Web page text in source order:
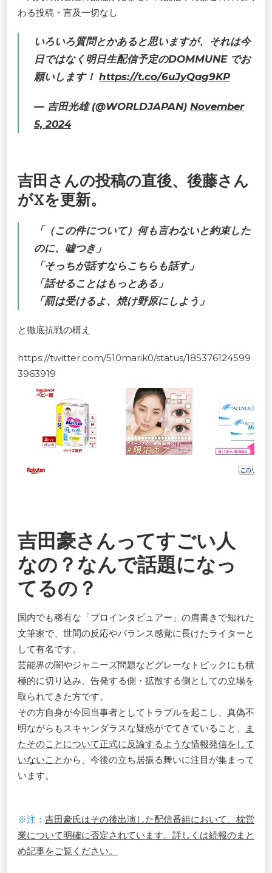
わる投稿・言及一切なし
いろいろ質問とかあると思いますが、それは今
日ではなく明日生配信予定のDOMMUNE でお
願いします！ https://t.co/6uJyQag9KP
— 吉田光雄 (@WORLDJAPAN) November
5, 2024
吉田さんの投稿の直後、後藤さん
がXを更新。
「（この件について）何も言わないと約束した
のに、嘘つき」
「そっちが話すならこちらも話す」
「話せることはもっとある」
「罰は受けるよ、焼け野原にしよう」
と徹底抗戦の構え
https://twitter.com/510marik0/status/185376124599
3963919
吉田豪さんってすごい人
なの？なんで話題になっ
てるの？
国内でも稀有な「プロインタビュアー」の肩書きで知れた
文筆家で、世間の反応やバランス感覚に長けたライターと
して有名です。
芸能界の闇やジャニーズ問題などグレーなトピックにも積
極的に切り込み、告発する側・拡散する側としての立場を
取られてきた方です。
その方自身が今回当事者としてトラブルを起こし、真偽不
明ながらもスキャンダラスな疑惑がでてきていること、
ま
たそのことについて正式に反論するような情報発信をして
いないことから、今後の立ち居振る舞いに注目が集まって
います。
※注： 吉田豪氏はその後出演した配信番組において、枕営
業について明確に否定されています。詳しくは続報のまと
め記事をご覧ください。